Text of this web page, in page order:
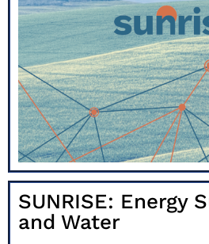
SUNRISE: Energy
and Water